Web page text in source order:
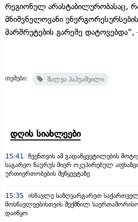
რეგიონულ არასტაბილურობასაც,
მნიშვნელოვანი
მარშრუტების გარეშე დატოვებდა“,
თემები: შალვა პაპუაშვილი
დღის სიახლეები
15:41
ჩვენთვის ამ გადაწყვეტილების
საგარეო ნაურუს მიერ ოკუპირებულ
ურთიერთობების შეწყვეტაზე
15:35 ისწავლე საზღვარგარეთ
მოსწავლეებისთვის შექმნილ
დაიწყო